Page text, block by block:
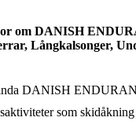
om DANISH
Långkalsonger,
DANISH
som